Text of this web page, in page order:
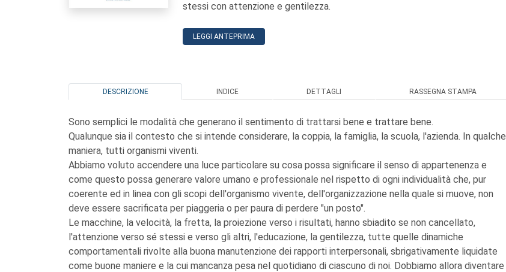
stessi con attenzione e gentilezza.
LEGGI ANTEPRIMA
DESCRIZIONE INDICE DETTAGLI RASSEGNA STAMPA
Sono semplici le modalità che generano il sentimento di trattarsi bene e trattare bene.
Qualunque sia il contesto che si intende considerare, la coppia, la famiglia, la scuola, l'azienda. In qualche
maniera, tutti organismi viventi.
Abbiamo voluto accendere una luce particolare su cosa possa significare il senso di appartenenza e
come questo possa generare valore umano e professionale nel rispetto di ogni individualità che, pur
coerente ed in linea con gli scopi dell'organismo vivente, dell'organizzazione nella quale si muove, non
deve essere sacrificata per piaggeria o per paura di perdere "un posto".
Le macchine, la velocità, la fretta, la proiezione verso i risultati, hanno sbiadito se non cancellato,
l'attenzione verso sé stessi e verso gli altri, l'educazione, la gentilezza, tutte quelle dinamiche
comportamentali rivolte alla buona manutenzione dei rapporti interpersonali, sbrigativamente liquidate
come buone maniere e la cui mancanza pesa nel quotidiano di ciascuno di noi. Dobbiamo allora diventare